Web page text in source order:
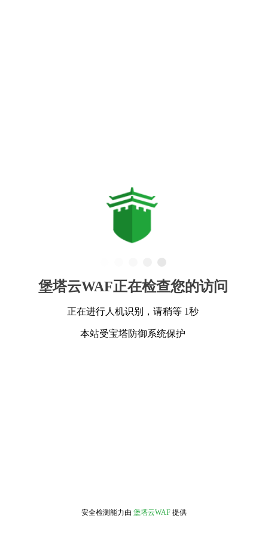
堡塔云WAF正在检查您的访问
正在进行人机识别，请稍等 1秒
本站受宝塔防御系统保护
安全检测能力由 堡塔云WAF 提供